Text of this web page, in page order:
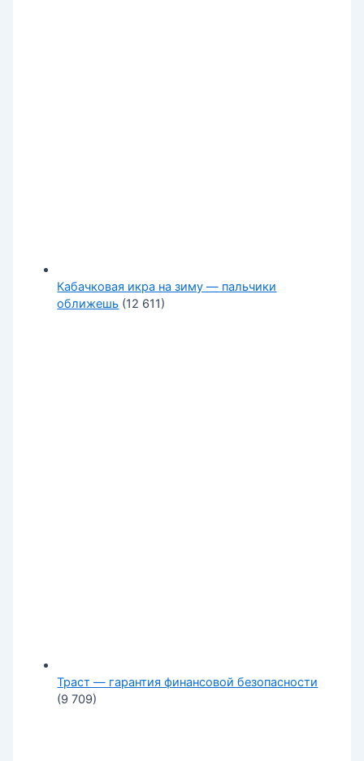
Кабачковая икра на зиму — пальчики
оближешь (12 611)
Траст — гарантия финансовой безопасности
(9 709)